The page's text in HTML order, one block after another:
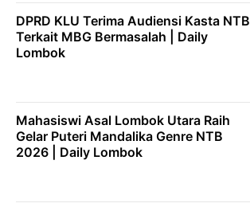
DPRD KLU Terima Audiensi Kasta NTB
Terkait MBG Bermasalah | Daily
Lombok
Mahasiswi Asal Lombok Utara Raih
Gelar Puteri Mandalika Genre NTB
2026 | Daily Lombok